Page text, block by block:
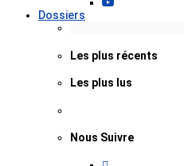
Dossiers
Les plus récents
Les plus lus
Nous Suivre